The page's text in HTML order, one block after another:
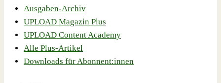
Ausgaben-Archiv
UPLOAD Magazin Plus
UPLOAD Content Academy
Alle Plus-Artikel
Downloads für Abonnent:innen